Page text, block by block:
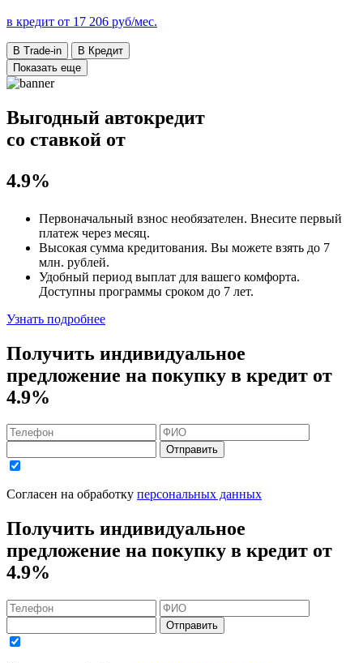
в кредит от 17 206 руб/мес.
В Trade-in
В Кредит
Показать еще
Выгодный автокредит
со ставкой от
4.9%
Первоначальный взнос необязателен. Внесите первый
платеж через месяц.
Высокая сумма кредитования. Вы можете взять до 7
млн. рублей.
Удобный период выплат для вашего комфорта.
Доступны программы сроком до 7 лет.
Узнать подробнее
Получить индивидуальное
предложение на покупку в кредит от
4.9%
Отправить
Согласен на обработку персональных данных
Получить индивидуальное
предложение на покупку в кредит от
4.9%
Отправить